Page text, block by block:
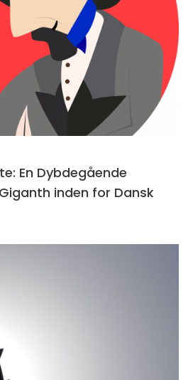
En Dybdegående
inden for Dansk